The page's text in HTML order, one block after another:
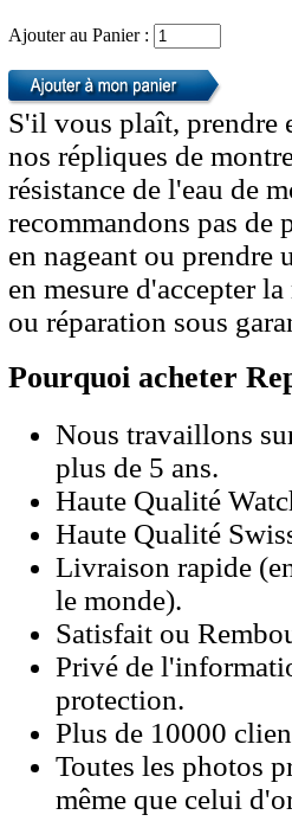
Ajouter au Panier :
S'il vous plaît, prendre
nos répliques de
résistance de l'eau de
recommandons pas de
en nageant ou prendre
en mesure d'accepter
ou réparation sous
Pourquoi acheter
Nous travaillons
plus de 5 ans.
Haute Qualité
Haute Qualité
Livraison rapide
le monde).
Satisfait ou
Privé de
protection.
Plus de 10000
Toutes les photos
même que celui